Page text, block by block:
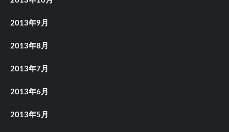
2013年9月
2013年8月
2013年7月
2013年6月
2013年5月